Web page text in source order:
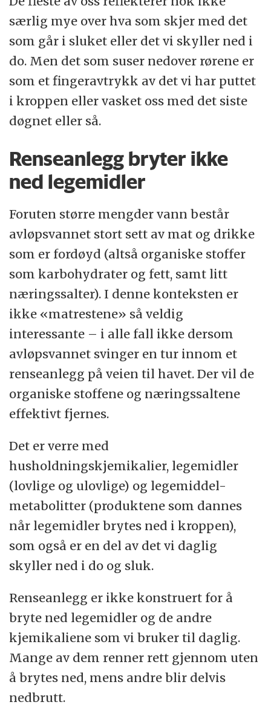
særlig mye over hva som skjer med det
som går i sluket eller det vi skyller ned i
do. Men det som suser nedover rørene er
som et fingeravtrykk av det vi har puttet
i kroppen eller vasket oss med det siste
døgnet eller så.
Renseanlegg bryter ikke
ned legemidler
Foruten større mengder vann består
avløpsvannet stort sett av mat og drikke
som er fordøyd (altså organiske stoffer
som karbohydrater og fett, samt litt
næringssalter). I denne konteksten er
ikke «matrestene» så veldig
interessante – i alle fall ikke dersom
avløpsvannet svinger en tur innom et
renseanlegg på veien til havet. Der vil de
organiske stoffene og næringssaltene
effektivt fjernes.
Det er verre med
husholdningskjemikalier, legemidler
(lovlige og ulovlige) og legemiddel-
metabolitter (produktene som dannes
når legemidler brytes ned i kroppen),
som også er en del av det vi daglig
skyller ned i do og sluk.
Renseanlegg er ikke konstruert for å
bryte ned legemidler og de andre
kjemikaliene som vi bruker til daglig.
Mange av dem renner rett gjennom uten
å brytes ned, mens andre blir delvis
nedbrutt.